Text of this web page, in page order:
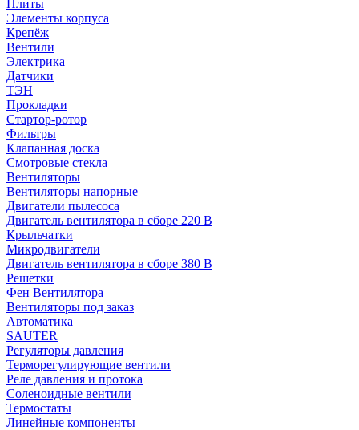
Плиты
Элементы корпуса
Крепёж
Вентили
Электрика
Датчики
ТЭН
Прокладки
Стартор-ротор
Фильтры
Клапанная доска
Смотровые стекла
Вентиляторы
Вентиляторы напорные
Двигатели пылесоса
Двигатель вентилятора в сборе 220 В
Крыльчатки
Микродвигатели
Двигатель вентилятора в сборе 380 В
Решетки
Фен Вентилятора
Вентиляторы под заказ
Автоматика
SAUTER
Регуляторы давления
Терморегулирующие вентили
Реле давления и протока
Соленоидные вентили
Термостаты
Линейные компоненты